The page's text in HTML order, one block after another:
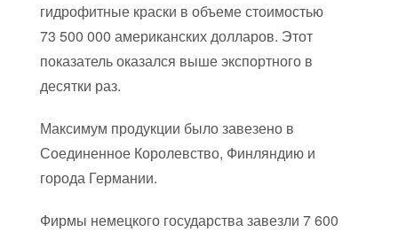
гидрофитные краски в объеме стоимостью
73 500 000 американских долларов. Этот
показатель оказался выше экспортного в
десятки раз.
Максимум продукции было завезено в
Соединенное Королевство, Финляндию и
города Германии.
Фирмы немецкого государства завезли 7 600